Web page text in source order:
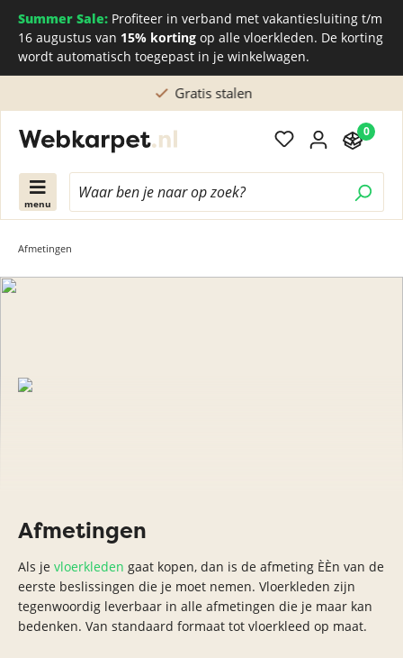
Summer Sale: Profiteer in verband met vakantiesluiting t/m
16 augustus van 15% korting op alle vloerkleden. De korting
wordt automatisch toegepast in je winkelwagen.
Gratis stalen
menu
0
Afmetingen
Afmetingen
Als je vloerkleden gaat kopen, dan is de afmeting ÈÈn van de
eerste beslissingen die je moet nemen. Vloerkleden zijn
tegenwoordig leverbaar in alle afmetingen die je maar kan
bedenken. Van standaard formaat tot vloerkleed op maat.